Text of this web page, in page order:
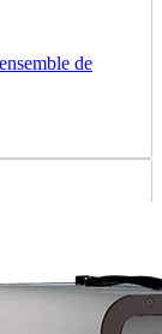
de